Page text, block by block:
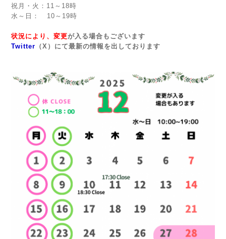
祝月・火：11～18時
水～日： 10～19時
状況により、変更が入る場合もございます
Twitter （X）にて最新の情報を出しております